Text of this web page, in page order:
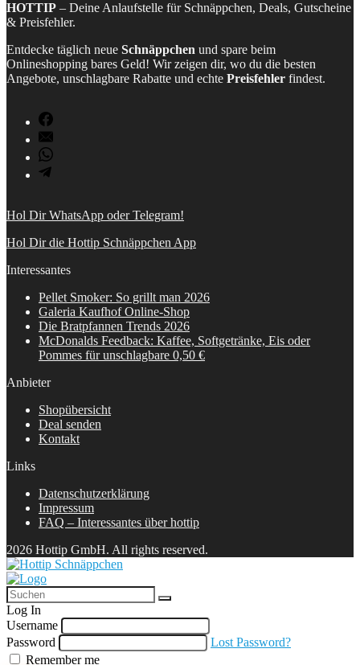
HOTTIP – Deine Anlaufstelle für Schnäppchen, Deals, Gutscheine
& Preisfehler.
Entdecke täglich neue Schnäppchen und spare beim
Onlineshopping bares Geld! Wir zeigen dir, wo du die besten
Angebote, unschlagbare Rabatte und echte Preisfehler findest.
Hol Dir WhatsApp oder Telegram!
Hol Dir die Hottip Schnäppchen App
Interessantes
Pellet Smoker: So grillt man 2026
Galeria Kaufhof Online-Shop
Die Bratpfannen Trends 2026
McDonalds Feedback: Kaffee, Softgetränke, Eis oder
Pommes für unschlagbare 0,50 €
Anbieter
Shopübersicht
Deal senden
Kontakt
Links
Datenschutzerklärung
Impressum
FAQ – Interessantes über hottip
2026 Hottip GmbH. All rights reserved.
Log In
Username
Password
Lost Password?
Remember me